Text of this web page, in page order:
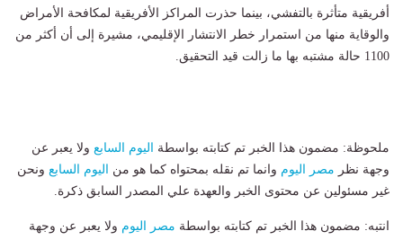
أفريقية متأثرة بالتفشي، بينما حذرت المراكز الأفريقية لمكافحة الأمراض
والوقاية منها من استمرار خطر الانتشار الإقليمي، مشيرة إلى أن أكثر من
1100 حالة مشتبه بها ما زالت قيد التحقيق.
ملحوظة: مضمون هذا الخبر تم كتابته بواسطة اليوم السابع ولا يعبر عن
وجهة نظر مصر اليوم وانما تم نقله بمحتواه كما هو من اليوم السابع ونحن
غير مسئولين عن محتوى الخبر والعهدة علي المصدر السابق ذكرة.
انتبه: مضمون هذا الخبر تم كتابته بواسطة مصر اليوم ولا يعبر عن وجهة